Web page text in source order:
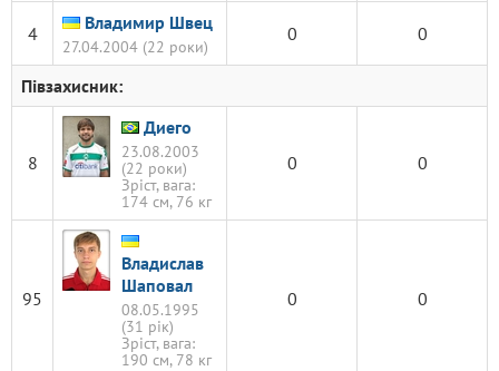
4 Владимир Швец
27.04.2004 (22 роки)
0 0
Півзахисник:
8
Диего
23.08.2003
(22 роки)
Зріст, вага:
174 см, 76 кг
0 0
95
Владислав
Шаповал
08.05.1995
(31 рік)
Зріст, вага:
190 см, 78 кг
0 0